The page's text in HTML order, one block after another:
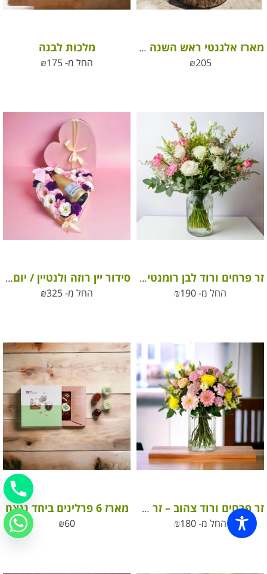
מארז אלגנטי ראש השנה לשנה חדשה וטובה
₪205
מלכות לבנה
החל מ- ₪175
זר פרחים ורוד לבן רומנטיקה ורודה
החל מ-
₪190
סידור יין רוזה ולנטיין / יום האהבה
החל מ-
₪325
זר פרחים ורוד צהוב – זר פרחי שדה
החל מ-
₪180
מארז 6 פרלינים ביחד ננצח
₪60